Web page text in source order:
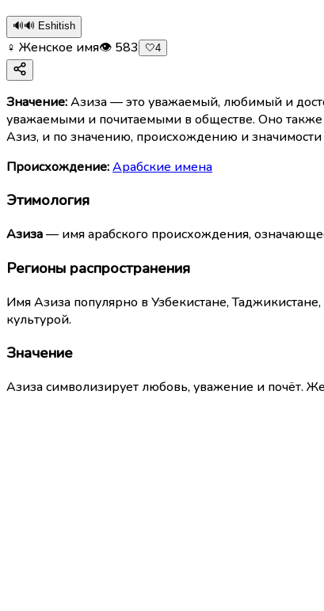
🔊🔊 Eshitish
♀ Женское имя👁 583 🤍4
Значение:Азиза — это уважаемый, любимый и
уважаемыми и почитаемыми в обществе. Оно
Азиз, и по значению, происхождению и значимости
Происхождение:Арабские имена
Этимология
Азиза— имя арабского происхождения,
Регионы распространения
Имя Азиза популярно в Узбекистане,
культурой.
Значение
Азиза символизирует любовь, уважение и почёт.